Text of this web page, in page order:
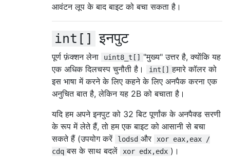
आवंटन लूप के बाद बाइट को बचा सकता है।
int[] इनपुट
पूर्ण फ़ंक्शन लेना uint8_t[]
"मुख्य" उत्तर है, क्योंकि यह
एक अधिक दिलचस्प चुनौती है।
int[] हमारे कॉलर को
इस भाषा में करने के लिए कहने के लिए अनपैक करना एक
अनुचित बात है, लेकिन यह 2B को बचाता है।
यदि हम अपने इनपुट को 32 बिट पूर्णांक के अनपैक्ड सरणी
के रूप में लेते हैं, तो हम एक बाइट को आसानी से बचा
सकते हैं (उपयोग करें
lodsd और
xor eax,eax /
cdq बस के साथ बदलें xor edx,edx )।